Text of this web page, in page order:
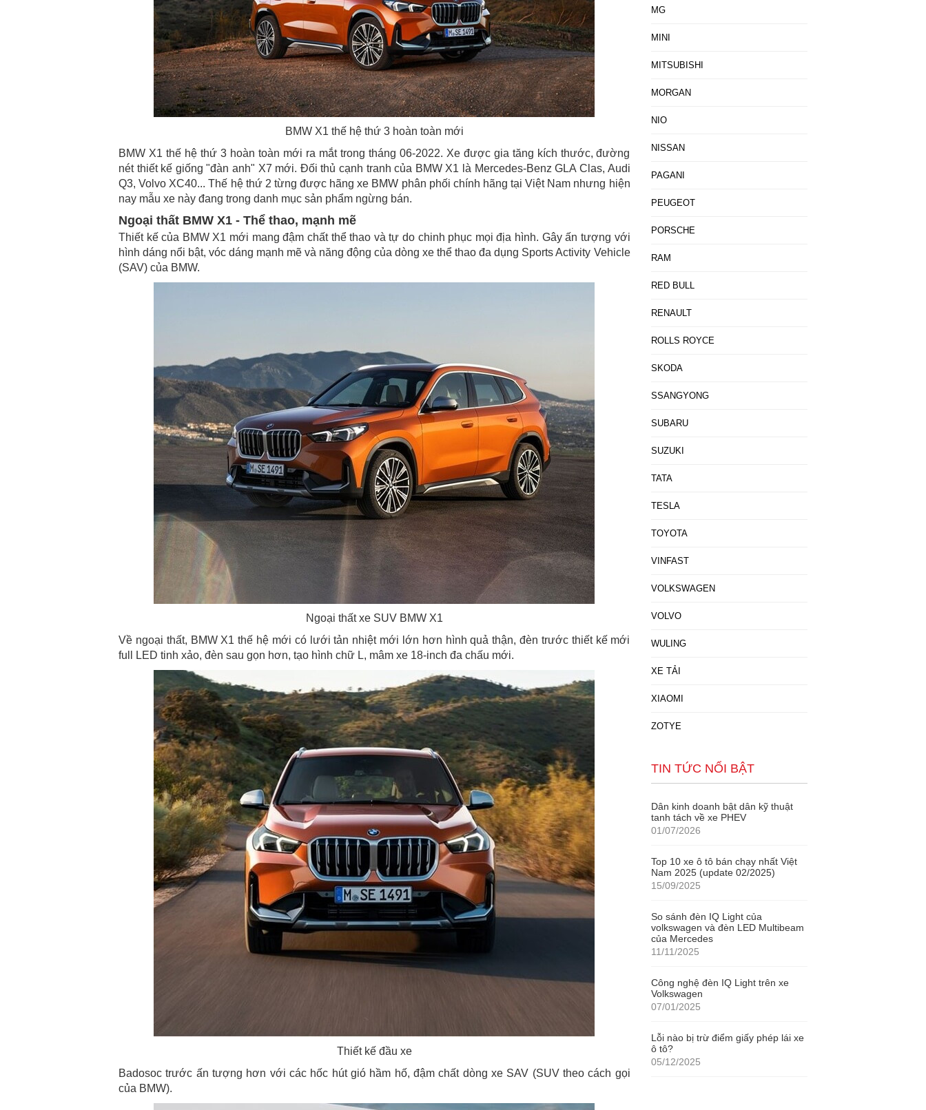
BMW X1 thế hệ thứ 3 hoàn toàn mới
BMW X1 thế hệ thứ 3 hoàn toàn mới ra mắt trong tháng 06-2022. Xe được gia tăng kích thước, đường
nét thiết kế giống "đàn anh" X7 mới. Đối thủ cạnh tranh của BMW X1 là Mercedes-Benz GLA Clas, Audi
Q3, Volvo XC40... Thế hệ thứ 2 từng được hãng xe BMW phân phối chính hãng tại Việt Nam nhưng hiện
nay mẫu xe này đang trong danh mục sản phẩm ngừng bán.
Ngoại thất BMW X1 - Thể thao, mạnh mẽ
Thiết kế của BMW X1 mới mang đậm chất thể thao và tự do chinh phục mọi địa hình. Gây ấn tượng với
hình dáng nổi bật, vóc dáng mạnh mẽ và năng động của dòng xe thể thao đa dụng Sports Activity Vehicle
(SAV) của BMW.
Ngoại thất xe SUV BMW X1
Về ngoại thất, BMW X1 thế hệ mới có lưới tản nhiệt mới lớn hơn hình quả thận, đèn trước thiết kế mới
full LED tinh xảo, đèn sau gọn hơn, tạo hình chữ L, mâm xe 18-inch đa chấu mới.
Thiết kế đầu xe
Badosoc trước ấn tượng hơn với các hốc hút gió hầm hố, đậm chất dòng xe SAV (SUV theo cách gọi
của BMW).
MG
MINI
MITSUBISHI
MORGAN
NIO
NISSAN
PAGANI
PEUGEOT
PORSCHE
RAM
RED BULL
RENAULT
ROLLS ROYCE
SKODA
SSANGYONG
SUBARU
SUZUKI
TATA
TESLA
TOYOTA
VINFAST
VOLKSWAGEN
VOLVO
WULING
XE TẢI
XIAOMI
ZOTYE
TIN TỨC NỔI BẬT
Dân kinh doanh bật dân kỹ thuật
tanh tách về xe PHEV
01/07/2026
Top 10 xe ô tô bán chạy nhất Việt
Nam 2025 (update 02/2025)
15/09/2025
So sánh đèn IQ Light của
volkswagen và đèn LED Multibeam
của Mercedes
11/11/2025
Công nghệ đèn IQ Light trên xe
Volkswagen
07/01/2025
Lỗi nào bị trừ điểm giấy phép lái xe
ô tô?
05/12/2025